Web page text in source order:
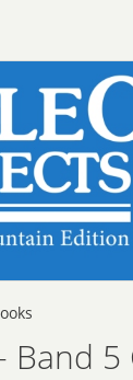
Band